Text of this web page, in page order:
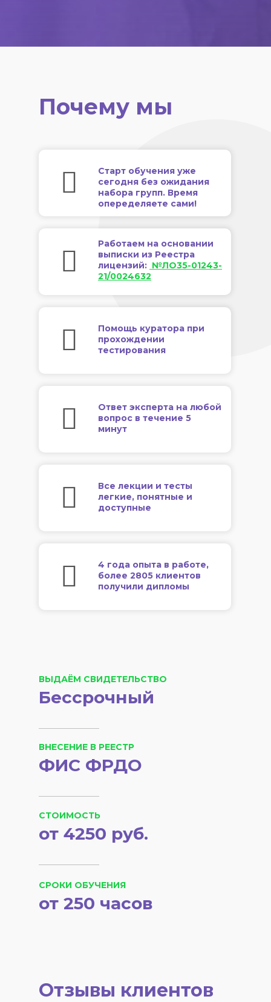
Почему мы
Старт обучения уже
сегодня без ожидания
набора групп. Время
опеределяете сами!
Работаем на основании
выписки из Реестра
лицензий: №ЛО35-01243-
21/0024632
Помощь куратора при
прохождении
тестирования
Ответ эксперта на любой
вопрос в течение 5
минут
Все лекции и тесты
легкие, понятные и
доступные
4 года опыта в работе,
более 2805 клиентов
получили дипломы
ВЫДАЁМ СВИДЕТЕЛЬСТВО
Бессрочный
ВНЕСЕНИЕ В РЕЕСТР
ФИС ФРДО
СРОКИ ОБУЧЕНИЯ
СТОИМОСТЬ
от 250 часов
от 4250 руб.
Отзывы клиентов